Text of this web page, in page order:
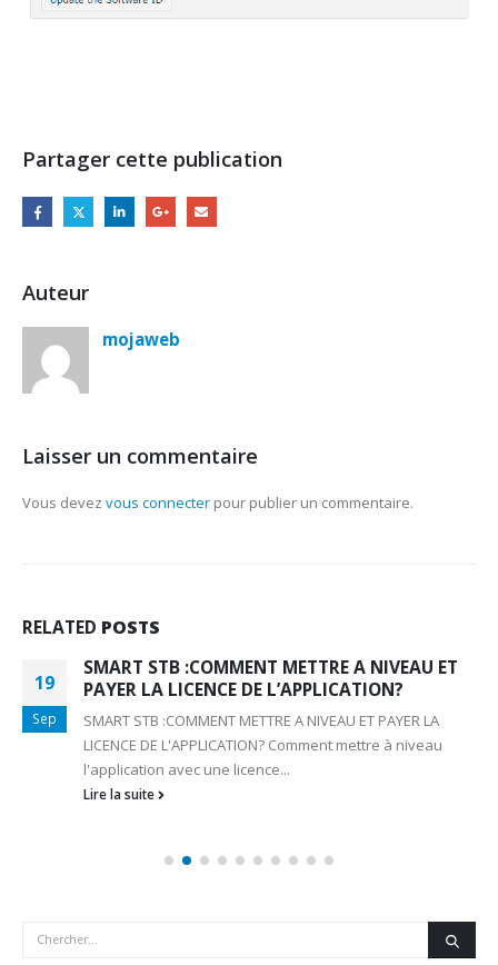
Partager cette publication
Auteur
mojaweb
Laisser un commentaire
Vous devez vous connecter pour publier un commentaire.
RELATED POSTS
19
Sep
SMART STB :COMMENT METTRE A NIVEAU ET
PAYER LA LICENCE DE L’APPLICATION?
SMART STB :COMMENT METTRE A NIVEAU ET PAYER LA
LICENCE DE L'APPLICATION? Comment mettre à niveau
l'application avec une licence...
Lire la suite